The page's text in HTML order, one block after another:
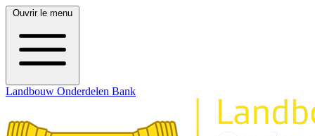
Ouvrir le menu
Landbouw Onderdelen Bank